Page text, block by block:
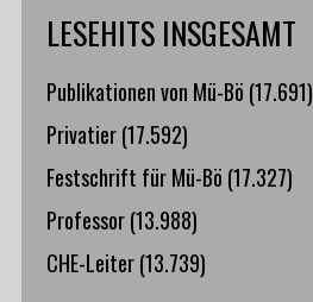
LESEHITS INSGESAMT
Publikationen von Mü-Bö (17.691)
Privatier (17.592)
Festschrift für Mü-Bö (17.327)
Professor (13.988)
CHE-Leiter (13.739)